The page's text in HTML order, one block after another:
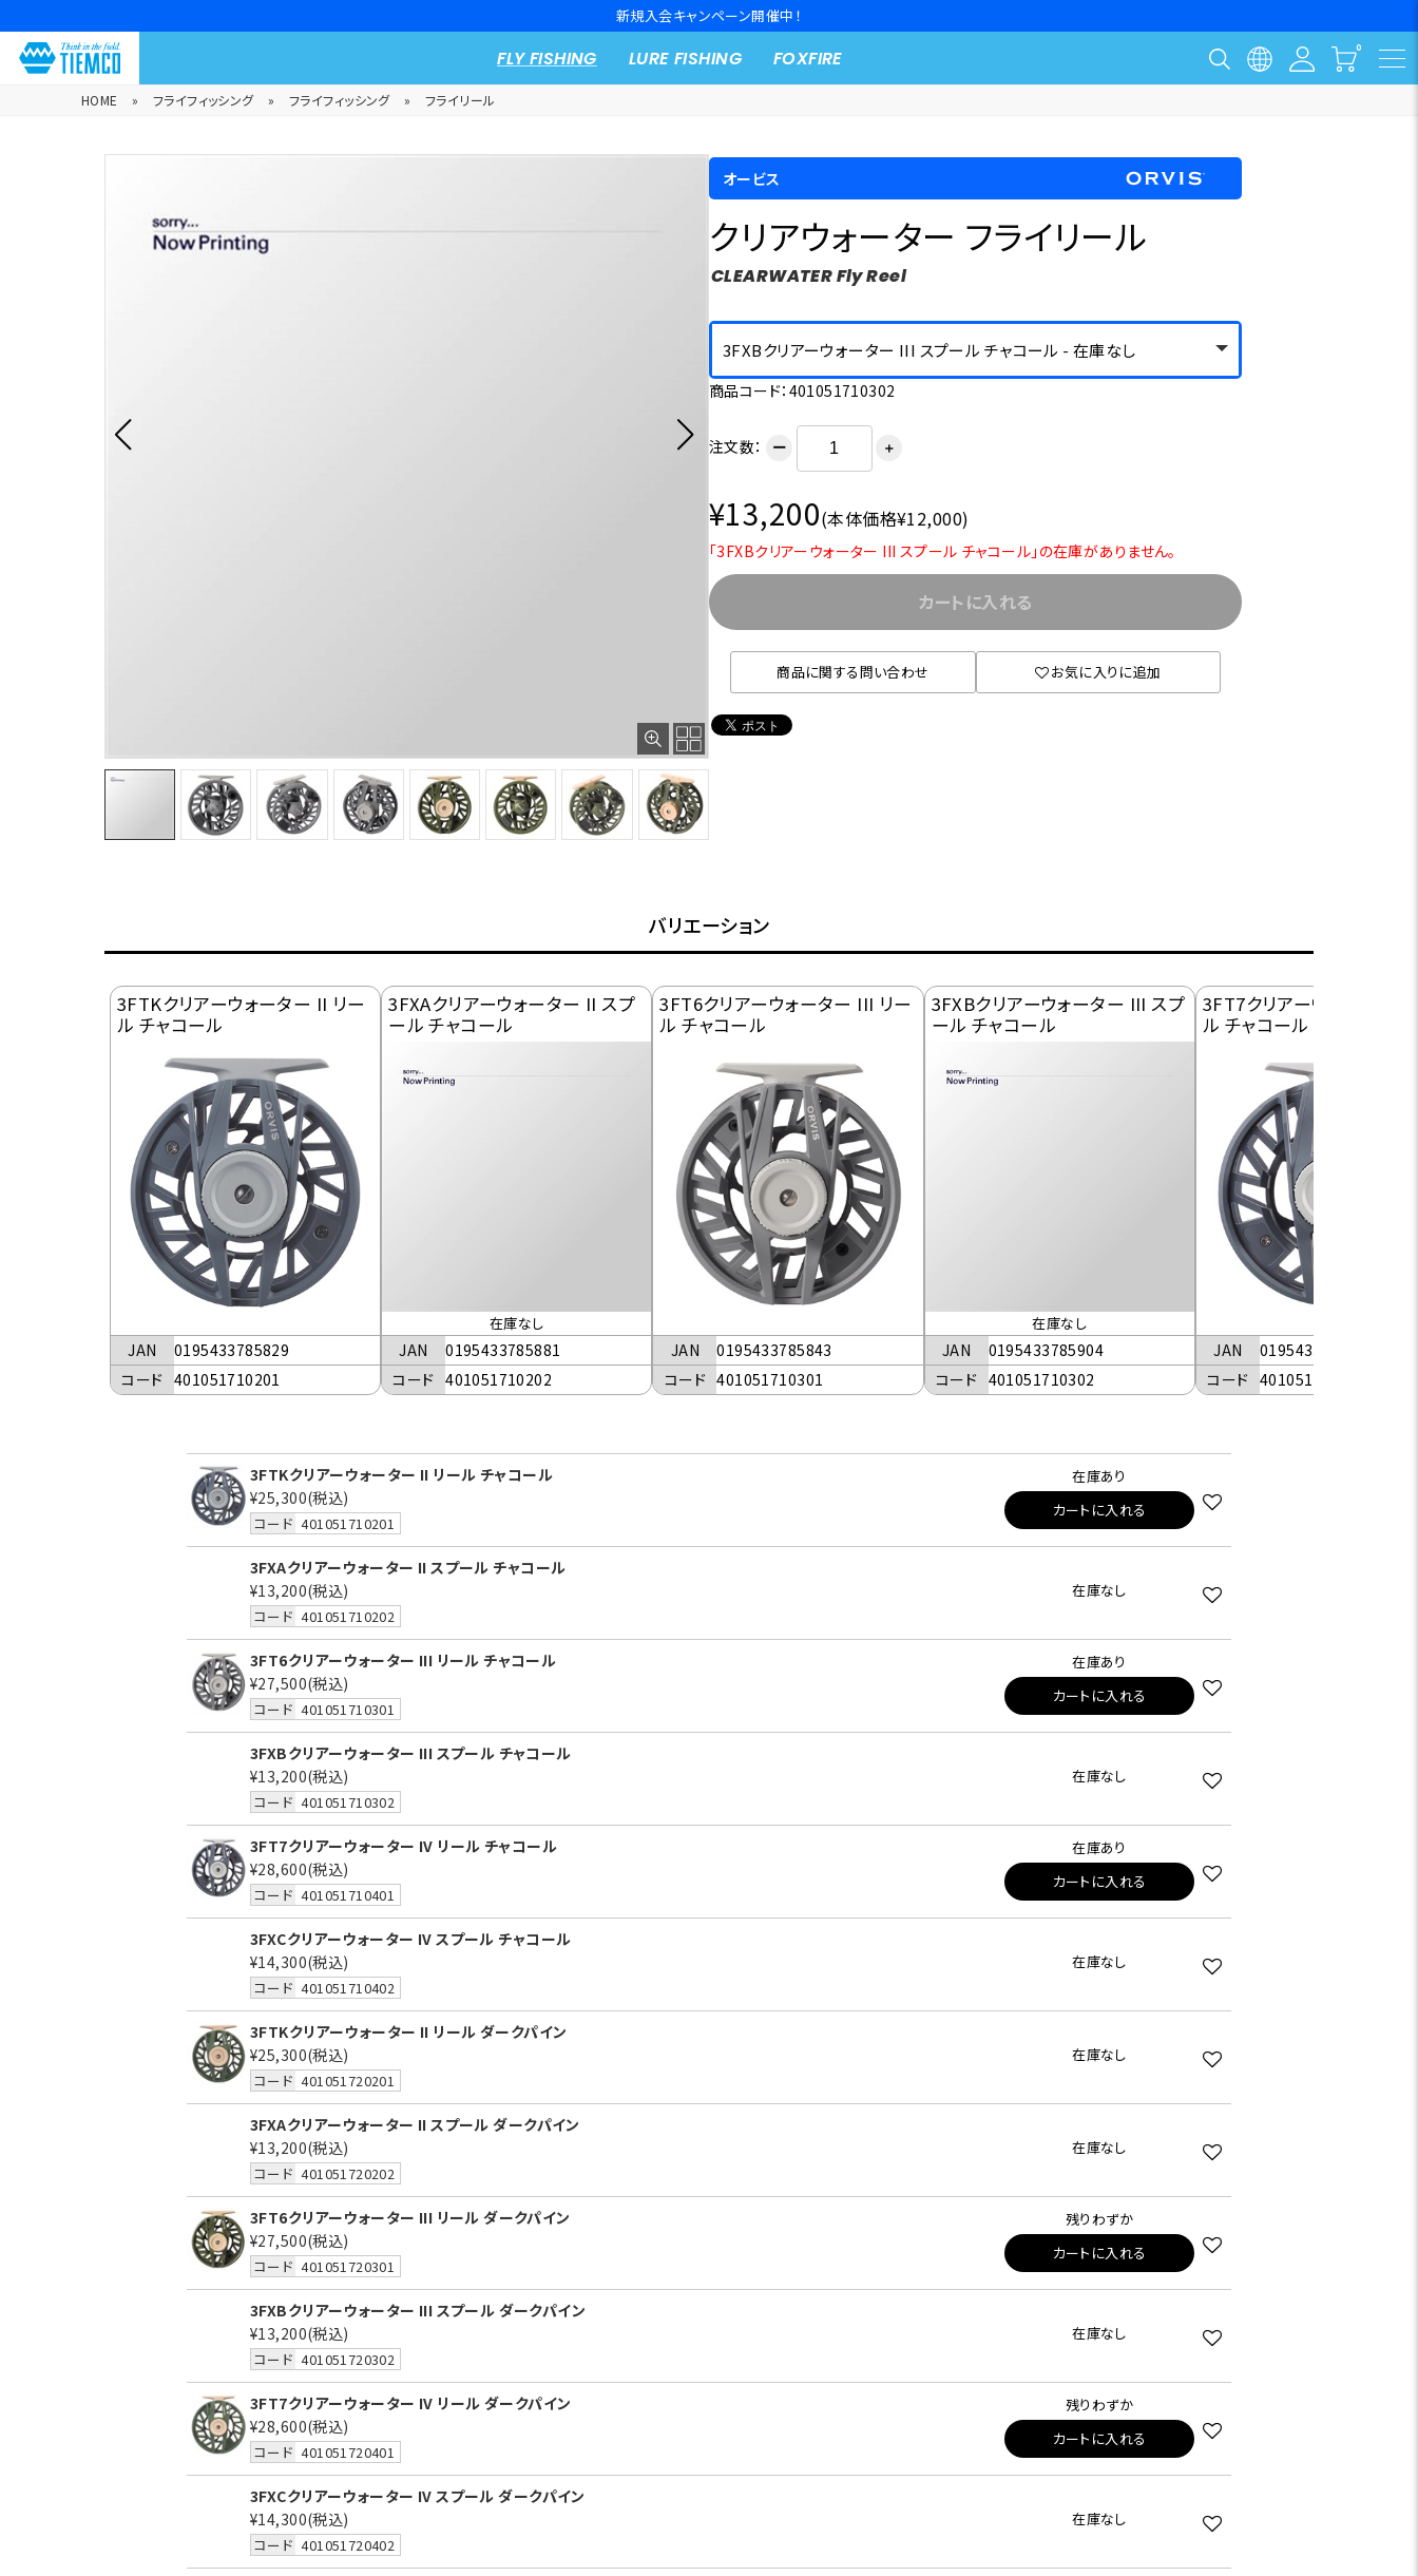
新規入会キャンペーン開催中！
FLY FISHING LURE FISHING FOXFIRE
HOME » フライフィッシング » フライフィッシング » フライリール
オービス
クリアウォーター フライリール
CLEARWATER Fly Reel
3FXBクリアーウォーター III スプール チャコール - 在庫なし
商品コード：401051710302
注文数： ー ＋
¥13,200(本体価格¥12,000)
「3FXBクリアーウォーター III スプール チャコール」の在庫がありません。
カートに入れる
商品に関する問い合わせ お気に入りに追加
バリエーション
3FTKクリアーウォーター II リー
ル チャコール
JAN
0195433785829
コード 401051710201
3FXAクリアーウォーター II スプ
ール チャコール
在庫なし
JAN
0195433785881
コード 401051710202
3FT6クリアーウォーター III リー
ル チャコール
JAN
0195433785843
コード 401051710301
3FXBクリアーウォーター III スプ
ール チャコール
在庫なし
JAN
0195433785904
コード 401051710302
3FT7クリアーウォーター
ル チャコール
JAN
0195433785867
コード 401051710401
3FTKクリアーウォーター II リール チャコール
¥25,300(税込)
コード 401051710201
在庫あり
カートに入れる
3FXAクリアーウォーター II スプール チャコール
¥13,200(税込)
コード 401051710202
在庫なし
3FT6クリアーウォーター III リール チャコール
¥27,500(税込)
コード 401051710301
在庫あり
カートに入れる
3FXBクリアーウォーター III スプール チャコール
¥13,200(税込)
コード 401051710302
在庫なし
3FT7クリアーウォーター IV リール チャコール
¥28,600(税込)
コード 401051710401
在庫あり
カートに入れる
3FXCクリアーウォーター IV スプール チャコール
¥14,300(税込)
コード 401051710402
在庫なし
3FTKクリアーウォーター II リール ダークパイン
¥25,300(税込)
コード 401051720201
在庫なし
3FXAクリアーウォーター II スプール ダークパイン
¥13,200(税込)
コード 401051720202
在庫なし
3FT6クリアーウォーター III リール ダークパイン
¥27,500(税込)
コード 401051720301
残りわずか
カートに入れる
3FXBクリアーウォーター III スプール ダークパイン
¥13,200(税込)
コード 401051720302
在庫なし
3FT7クリアーウォーター IV リール ダークパイン
¥28,600(税込)
コード 401051720401
残りわずか
カートに入れる
3FXCクリアーウォーター IV スプール ダークパイン
¥14,300(税込)
コード 401051720402
在庫なし